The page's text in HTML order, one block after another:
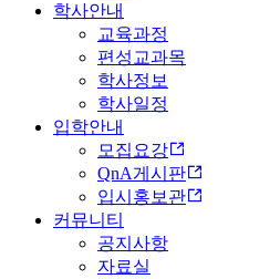
학사안내
교육과정
편성교과목
학사정보
학사일정
입학안내
모집요강
QnA게시판
입시홍보관
커뮤니티
공지사항
자료실